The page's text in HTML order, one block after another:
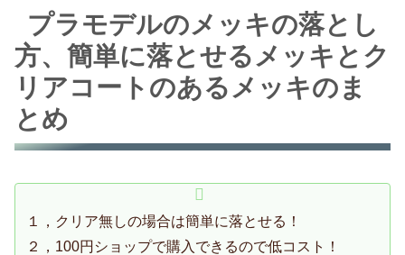
プラモデルのメッキの落とし
方、簡単に落とせるメッキとク
リアコートのあるメッキのま
とめ
１，クリア無しの場合は簡単に落とせる！
２，100円ショップで購入できるので低コスト！